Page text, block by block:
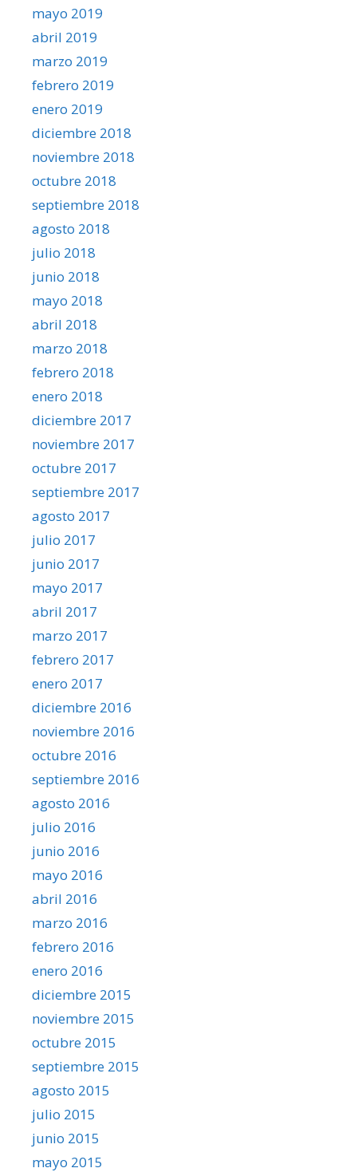
mayo 2019
abril 2019
marzo 2019
febrero 2019
enero 2019
diciembre 2018
noviembre 2018
octubre 2018
septiembre 2018
agosto 2018
julio 2018
junio 2018
mayo 2018
abril 2018
marzo 2018
febrero 2018
enero 2018
diciembre 2017
noviembre 2017
octubre 2017
septiembre 2017
agosto 2017
julio 2017
junio 2017
mayo 2017
abril 2017
marzo 2017
febrero 2017
enero 2017
diciembre 2016
noviembre 2016
octubre 2016
septiembre 2016
agosto 2016
julio 2016
junio 2016
mayo 2016
abril 2016
marzo 2016
febrero 2016
enero 2016
diciembre 2015
noviembre 2015
octubre 2015
septiembre 2015
agosto 2015
julio 2015
junio 2015
mayo 2015